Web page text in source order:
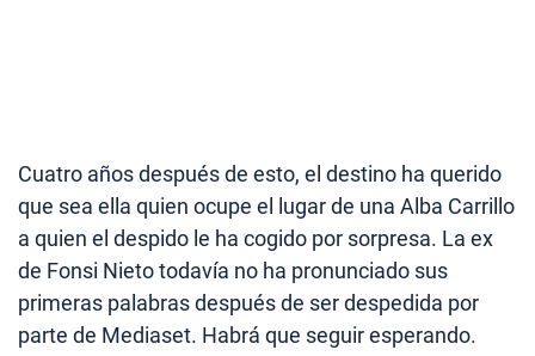
Cuatro años después de esto, el destino ha querido
que sea ella quien ocupe el lugar de una Alba Carrillo
a quien el despido le ha cogido por sorpresa. La ex
de Fonsi Nieto todavía no ha pronunciado sus
primeras palabras después de ser despedida por
parte de Mediaset. Habrá que seguir esperando.